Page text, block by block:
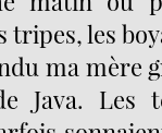
tripes, les
ma mère
Java. Les